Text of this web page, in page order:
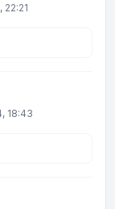
22:21
18:43